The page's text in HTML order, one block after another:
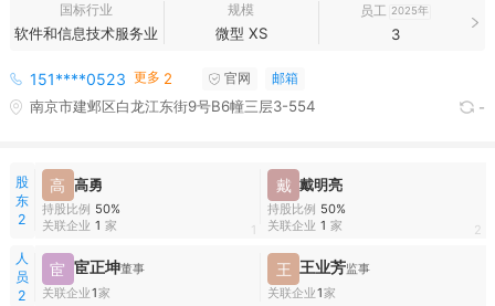
国标行业
软件和信息技术服务业
规模
微型 XS
员工 2025年
3
151****0523 更多 2 官网 邮箱
南京市建邺区白龙江东街9号B6幢三层3-554 -
股
东
2
高 高勇
持股比例 50%
关联企业 1 家 1
戴 戴明亮
持股比例 50%
关联企业 1 家 2
人
员
2
宦 宦正坤董事
关联企业1家
王 王业芳监事
关联企业1家